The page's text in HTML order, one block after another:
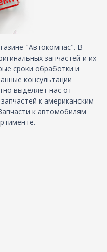
"Автокомпас". В
запчастей и их
сроки обработки и
консультации
выделяет нас от
к американским
к автомобилям